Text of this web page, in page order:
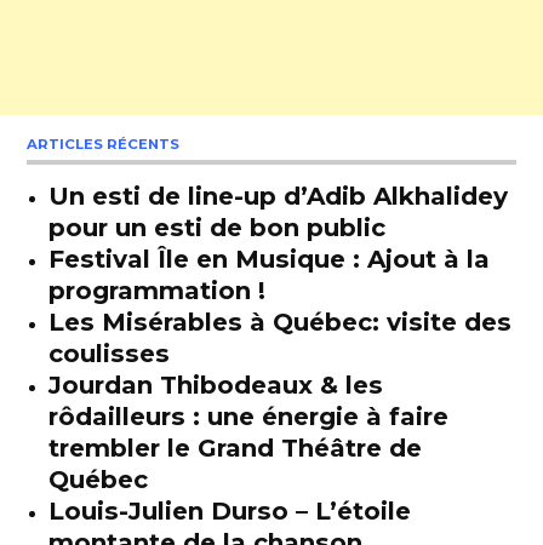
ARTICLES RÉCENTS
Un esti de line-up d’Adib Alkhalidey
pour un esti de bon public
Festival Île en Musique : Ajout à la
programmation !
Les Misérables à Québec: visite des
coulisses
Jourdan Thibodeaux & les
rôdailleurs : une énergie à faire
trembler le Grand Théâtre de
Québec
Louis-Julien Durso – L’étoile